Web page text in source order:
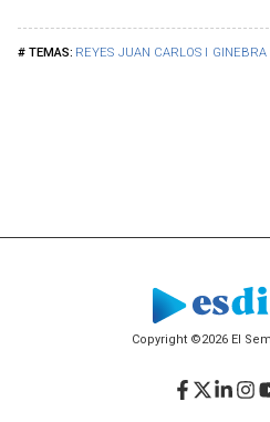
REYES JUAN CARLOS I GINEBRA
Copyright ©2026 El
Facebook